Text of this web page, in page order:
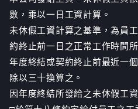
數，乘以一日工資計算。
未休假工資計算之基準，為員
約終止前一日之正常工作時間
年度終結或契約終止前最近一
除以三十換算之。
因年度終結所發給之未休假工